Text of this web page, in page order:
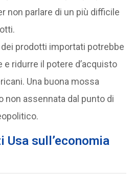
non parlare di un più difficile
dei prodotti importati potrebbe
e ridurre il potere d’acquisto
Una buona mossa
non assennata dal punto di
Usa sull’economia